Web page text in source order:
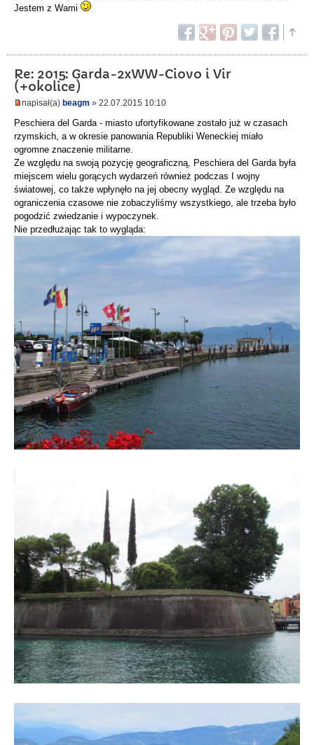
Jestem z Wami
Re: 2015: Garda-2xWW-Ciovo i Vir
(+okolice)
napisał(a) beagm » 22.07.2015 10:10
Peschiera del Garda - miasto ufortyfikowane zostało już w czasach
rzymskich, a w okresie panowania Republiki Weneckiej miało
ogromne znaczenie militarne.
Ze względu na swoją pozycję geograficzną, Peschiera del Garda była
miejscem wielu gorących wydarzeń również podczas I wojny
światowej, co także wpłynęło na jej obecny wygląd. Ze względu na
ograniczenia czasowe nie zobaczyliśmy wszystkiego, ale trzeba było
pogodzić zwiedzanie i wypoczynek.
Nie przedłużając tak to wygląda: